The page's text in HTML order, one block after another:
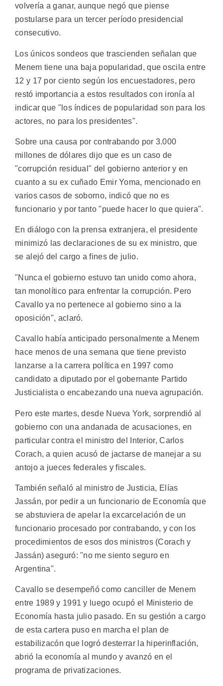
volvería a ganar, aunque negó que piense
postularse para un tercer período presidencial
consecutivo.
Los únicos sondeos que trascienden señalan que
Menem tiene una baja popularidad, que oscila entre
12 y 17 por ciento según los encuestadores, pero
restó importancia a estos resultados con ironía al
indicar que "los índices de popularidad son para los
actores, no para los presidentes".
Sobre una causa por contrabando por 3.000
millones de dólares dijo que es un caso de
"corrupción residual" del gobierno anterior y en
cuanto a su ex cuñado Emir Yoma, mencionado en
varios casos de soborno, indicó que no es
funcionario y por tanto "puede hacer lo que quiera".
En diálogo con la prensa extranjera, el presidente
minimizó las declaraciones de su ex ministro, que
se alejó del cargo a fines de julio.
"Nunca el gobierno estuvo tan unido como ahora,
tan monolítico para enfrentar la corrupción. Pero
Cavallo ya no pertenece al gobierno sino a la
oposición", aclaró.
Cavallo había anticipado personalmente a Menem
hace menos de una semana que tiene previsto
lanzarse a la carrera política en 1997 como
candidato a diputado por el gobernante Partido
Justicialista o encabezando una nueva agrupación.
Pero este martes, desde Nueva York, sorprendió al
gobierno con una andanada de acusaciones, en
particular contra el ministro del Interior, Carlos
Corach, a quien acusó de jactarse de manejar a su
antojo a jueces federales y fiscales.
También señaló al ministro de Justicia, Elías
Jassán, por pedir a un funcionario de Economía que
se abstuviera de apelar la excarcelación de un
funcionario procesado por contrabando, y con los
procedimientos de esos dos ministros (Corach y
Jassán) aseguró: "no me siento seguro en
Argentina".
Cavallo se desempeñó como canciller de Menem
entre 1989 y 1991 y luego ocupó el Ministerio de
Economía hasta julio pasado. En su gestión a cargo
de esta cartera puso en marcha el plan de
estabilizacón que logró desterrar la hiperinflación,
abrió la economía al mundo y avanzó en el
programa de privatizaciones.